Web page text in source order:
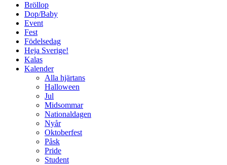
Bröllop
Dop/Baby
Event
Fest
Födelsedag
Heja Sverige!
Kalas
Kalender
Alla hjärtans
Halloween
Jul
Midsommar
Nationaldagen
Nyår
Oktoberfest
Påsk
Pride
Student